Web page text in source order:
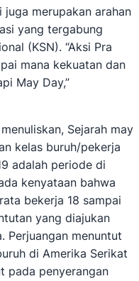
merupakan arahan
yang tergabung
(KSN). “Aksi Pra
mana kekuatan dan
May Day,”
Sejarah may
kelas buruh/pekerja
adalah periode di
kenyataan bahwa
bekerja 18 sampai
yang diajukan
Perjuangan menuntut
di Amerika Serikat
pada penyerangan